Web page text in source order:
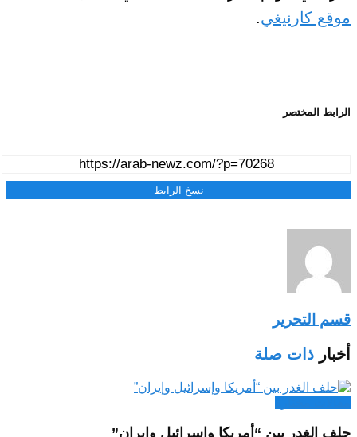
موقع كارنيغي.
الرابط المختصر
نسخ الرابط
قسم التحرير
أخبار ذات صلة
حلف الغدر بين “أمريكا وإسرائيل وإيران”